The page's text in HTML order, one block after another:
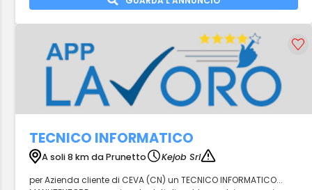
TECNICO INFORMATICO
A soli 8 km da Prunetto
Kejob Srl
per Azienda cliente di CEVA (CN) un TECNICO INFORMATICO...